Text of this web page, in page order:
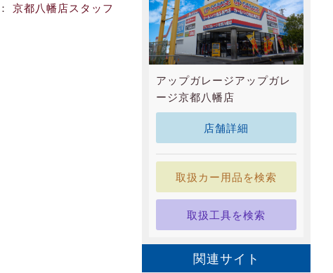
京都八幡店スタッフ
アップガレージアップガレ
ージ京都八幡店
店舗詳細
取扱カー用品を検索
取扱工具を検索
関連サイト